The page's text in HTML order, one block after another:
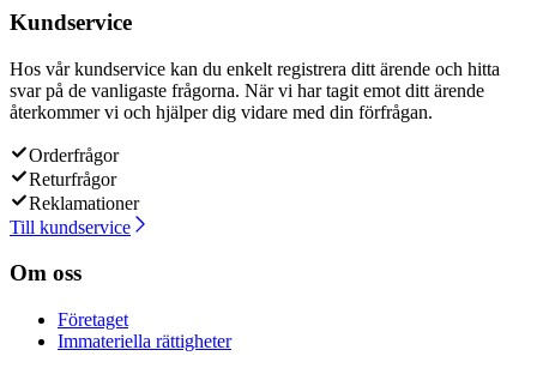
Kundservice
Hos vår kundservice kan du enkelt registrera ditt ärende och hitta
svar på de vanligaste frågorna. När vi har tagit emot ditt ärende
återkommer vi och hjälper dig vidare med din förfrågan.
Orderfrågor
Returfrågor
Reklamationer
Till kundservice
Om oss
Företaget
Immateriella rättigheter